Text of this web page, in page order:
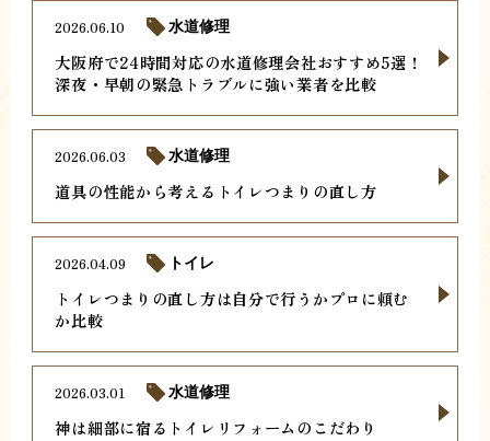
大阪府で24時間対応の水道修理会社おすすめ5選！
深夜・早朝の緊急トラブルに強い業者を比較
2026.06.10 水道修理
道具の性能から考えるトイレつまりの直し方
2026.06.03 水道修理
トイレつまりの直し方は自分で行うかプロに頼む
か比較
2026.04.09 トイレ
神は細部に宿るトイレリフォームのこだわり
2026.03.01 水道修理